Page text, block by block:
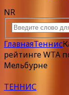
NR
ГлавнаяТеннис
рейтинге WTA
Мельбурне
ТЕННИС